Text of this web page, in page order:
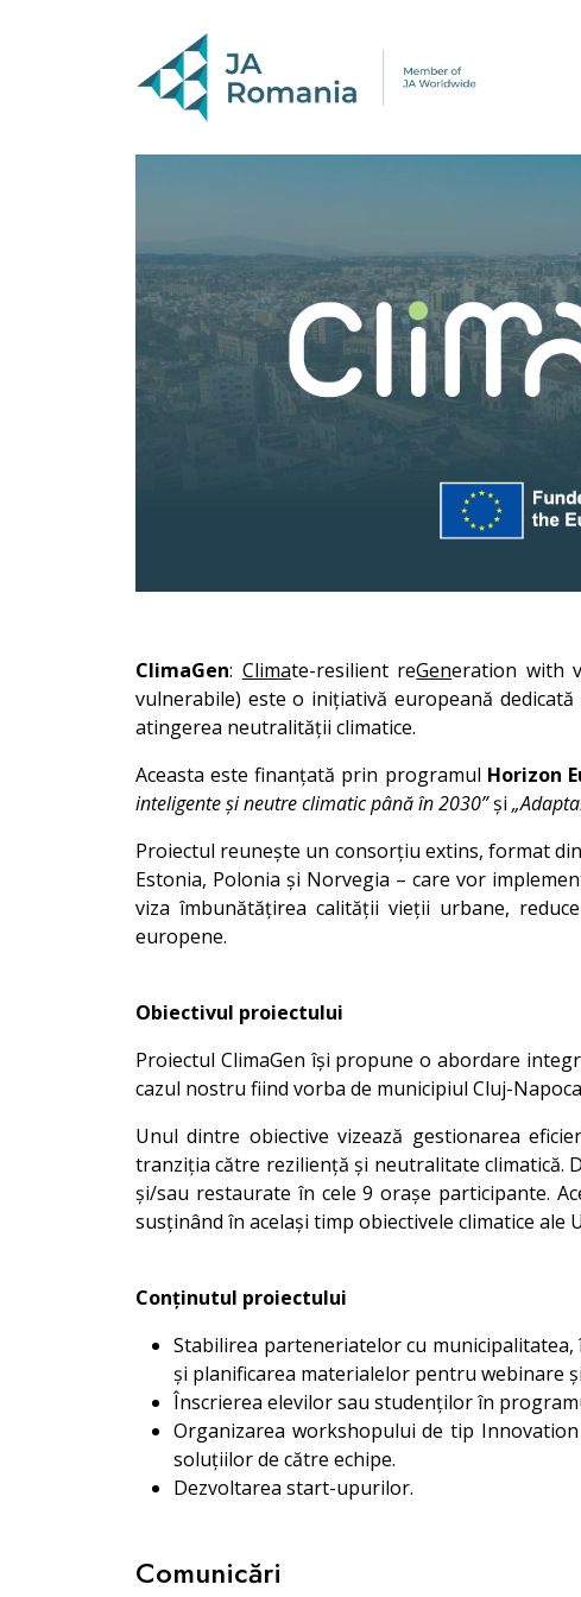
ClimaGen: Climate-resilient reGeneration with
vulnerabile) este o inițiativă europeană
atingerea neutralității climatice.
Aceasta este finanțată prin programul Horizon
inteligente și neutre climatic până în 2030”și
Proiectul reunește un consorțiu extins, format din
Estonia, Polonia și Norvegia – care vor
viza îmbunătățirea calității vieții urbane,
europene.
Obiectivul proiectului
Proiectul ClimaGen își propune o abordare
cazul nostru fiind vorba de municipiul Cluj-
Unul dintre obiective vizează gestionarea
tranziția către reziliență și neutralitate climatică.
și/sau restaurate în cele 9 orașe participante.
susținând în același timp obiectivele climatice ale
Conținutul proiectului
Stabilirea parteneriatelor cu
și planificarea materialelor pentru webinare
Înscrierea elevilor sau studenților în
Organizarea workshopului de tip
soluțiilor de către echipe.
Dezvoltarea start-upurilor.
Comunicări